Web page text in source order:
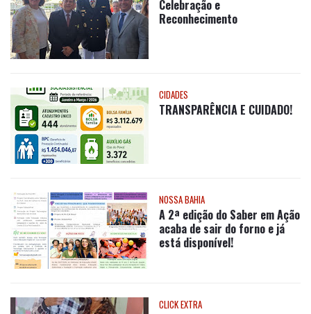
CLICK EXTRA
Nota de Pesar
NOSSA BAHIA
ARTIGO
Celebração e
Reconhecimento